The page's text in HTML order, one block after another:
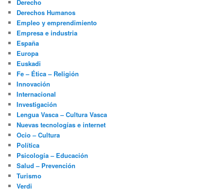
Derecho
Derechos Humanos
Empleo y emprendimiento
Empresa e industria
España
Europa
Euskadi
Fe – Ética – Religión
Innovación
Internacional
Investigación
Lengua Vasca – Cultura Vasca
Nuevas tecnologías e internet
Ocio – Cultura
Política
Psicología – Educación
Salud – Prevención
Turismo
Verdi